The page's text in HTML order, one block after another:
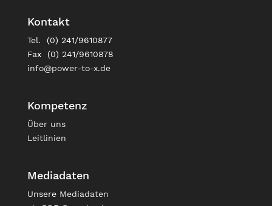
Kontakt
Tel. (0) 241/9610877
Fax (0) 241/9610878
info@power-to-x.de
Kompetenz
Über uns
Leitlinien
Mediadaten
Unsere Mediadaten